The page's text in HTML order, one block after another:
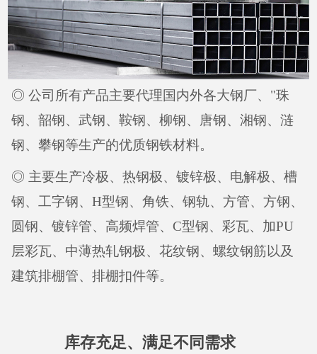
◎ 公司所有产品主要代理国内外各大钢厂、"珠
钢、韶钢、武钢、鞍钢、柳钢、唐钢、湘钢、涟
钢、攀钢等生产的优质钢铁材料。
◎ 主要生产冷极、热钢极、镀锌极、电解极、槽
钢、工字钢、H型钢、角铁、钢轨、方管、方钢、
圆钢、镀锌管、高频焊管、C型钢、彩瓦、加PU
层彩瓦、中薄热轧钢极、花纹钢、螺纹钢筋以及
建筑排棚管、排棚扣件等。
库存充足、满足不同需求